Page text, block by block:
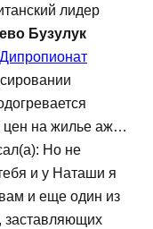
лидер
Бузулук
цен на жилье аж…
Но не
и у Наташи я
и еще один из
заставляющих